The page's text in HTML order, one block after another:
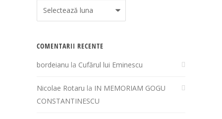
Arhivă
COMENTARII RECENTE
bordeianu la Cufărul lui Eminescu
Nicolae Rotaru la IN MEMORIAM GOGU
CONSTANTINESCU